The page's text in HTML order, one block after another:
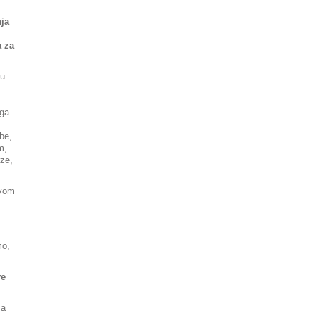
za